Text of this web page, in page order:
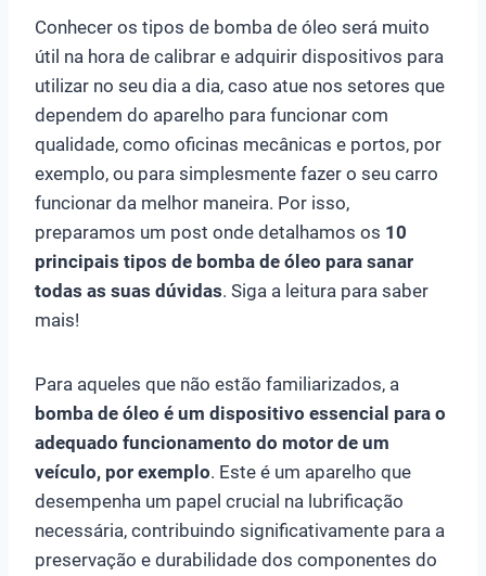
Conhecer os tipos de bomba de óleo será muito
útil na hora de calibrar e adquirir dispositivos para
utilizar no seu dia a dia, caso atue nos setores que
dependem do aparelho para funcionar com
qualidade, como oficinas mecânicas e portos, por
exemplo, ou para simplesmente fazer o seu carro
funcionar da melhor maneira. Por isso,
preparamos um post onde detalhamos os 10
principais tipos de bomba de óleo para sanar
todas as suas dúvidas. Siga a leitura para saber
mais!
Para aqueles que não estão familiarizados, a
bomba de óleo é um dispositivo essencial para o
adequado funcionamento do motor de um
veículo, por exemplo. Este é um aparelho que
desempenha um papel crucial na lubrificação
necessária, contribuindo significativamente para a
preservação e durabilidade dos componentes do